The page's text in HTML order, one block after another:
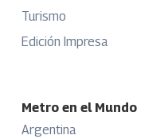
Turismo
Edición Impresa
Metro en el Mundo
Argentina